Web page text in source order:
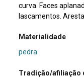
curva. Faces
lascamentos.
Materialidade
pedra
Tradição/afiliação